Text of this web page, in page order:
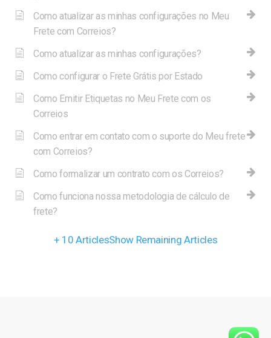
Como atualizar as minhas configurações no Meu
Frete com Correios?
Como atualizar as minhas configurações?
Como configurar o Frete Grátis por Estado
Como Emitir Etiquetas no Meu Frete com os
Correios
Como entrar em contato com o suporte do Meu frete
com Correios?
Como formalizar um contrato com os Correios?
Como funciona nossa metodologia de cálculo de
frete?
+ 10 ArticlesShow Remaining Articles